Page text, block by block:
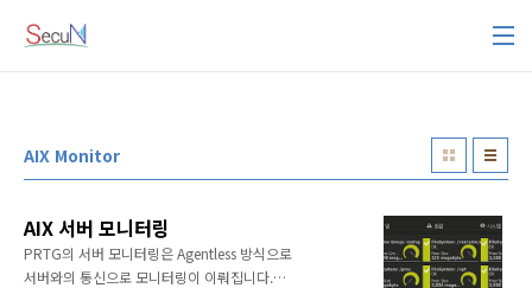
AIX Monitor
AIX 서버 모니터링
PRTG의 서버 모니터링은 Agentless 방식으로
서버와의 통신으로 모니터링이 이뤄집니다.